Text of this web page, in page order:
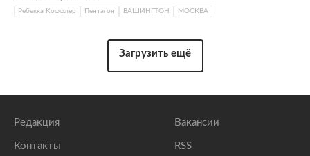
Ребекка Коффлер Пентагон ВАШИНГТОН МОСКВА
Загрузить ещё
Редакция
Контакты
Вакансии
RSS